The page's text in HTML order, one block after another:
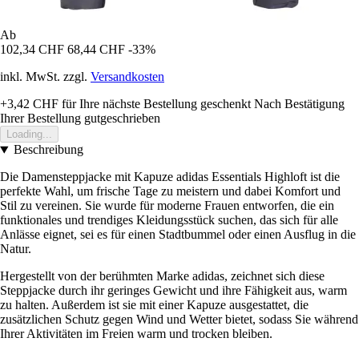
Ab
102,34 CHF 68,44 CHF -33%
inkl. MwSt. zzgl. Versandkosten
+3,42 CHF für Ihre nächste Bestellung geschenkt Nach Bestätigung
Ihrer Bestellung gutgeschrieben
Loading...
Beschreibung
Die Damensteppjacke mit Kapuze adidas Essentials Highloft ist die
perfekte Wahl, um frische Tage zu meistern und dabei Komfort und
Stil zu vereinen. Sie wurde für moderne Frauen entworfen, die ein
funktionales und trendiges Kleidungsstück suchen, das sich für alle
Anlässe eignet, sei es für einen Stadtbummel oder einen Ausflug in die
Natur.
Hergestellt von der berühmten Marke adidas, zeichnet sich diese
Steppjacke durch ihr geringes Gewicht und ihre Fähigkeit aus, warm
zu halten. Außerdem ist sie mit einer Kapuze ausgestattet, die
zusätzlichen Schutz gegen Wind und Wetter bietet, sodass Sie während
Ihrer Aktivitäten im Freien warm und trocken bleiben.